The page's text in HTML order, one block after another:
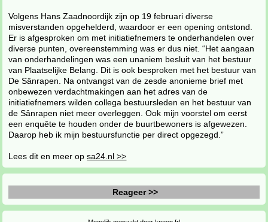
Volgens Hans Zaadnoordijk zijn op 19 februari diverse
misverstanden opgehelderd, waardoor er een opening ontstond.
Er is afgesproken om met initiatiefnemers te onderhandelen over
diverse punten, overeenstemming was er dus niet. “Het aangaan
van onderhandelingen was een unaniem besluit van het bestuur
van Plaatselijke Belang. Dit is ook besproken met het bestuur van
De Sânrapen. Na ontvangst van de zesde anonieme brief met
onbewezen verdachtmakingen aan het adres van de
initiatiefnemers wilden collega bestuursleden en het bestuur van
de Sânrapen niet meer overleggen. Ook mijn voorstel om eerst
een enquête te houden onder de buurtbewoners is afgewezen.
Daarop heb ik mijn bestuursfunctie per direct opgezegd.”
Lees dit en meer opsa24.nl >>
Reageer >>